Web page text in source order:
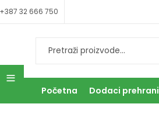
+387 32 666 750
Početna Dodaci prehrani